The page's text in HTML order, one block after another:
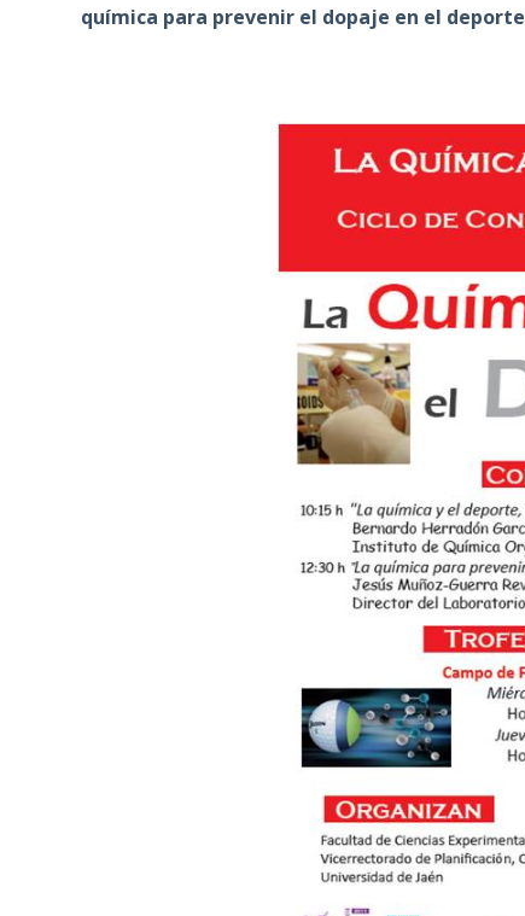
química para prevenir el dopaje en el deporte